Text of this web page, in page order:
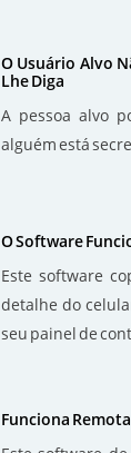
O Usuário Alvo
Lhe Diga
A pessoa alvo
alguém está
O Software
Este software
detalhe do
seu painel de
Funciona